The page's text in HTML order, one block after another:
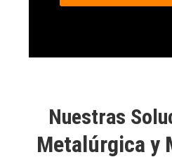
Nuestras
Metalúrgica y